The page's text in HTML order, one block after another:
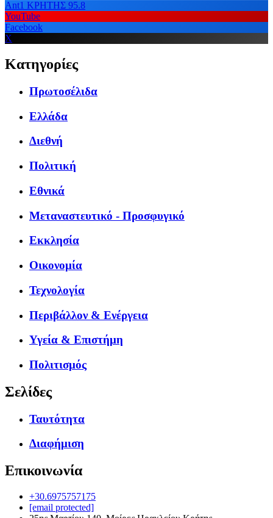
Ant1 ΚΡΗΤΗΣ 95.8
YouTube
Facebook
X
Κατηγορίες
Πρωτοσέλιδα
Ελλάδα
Διεθνή
Πολιτική
Εθνικά
Μεταναστευτικό - Προσφυγικό
Εκκλησία
Οικονομία
Τεχνολογία
Περιβάλλον & Ενέργεια
Υγεία & Επιστήμη
Πολιτισμός
Σελίδες
Ταυτότητα
Διαφήμιση
Επικοινωνία
+30.6975757175
[email protected]